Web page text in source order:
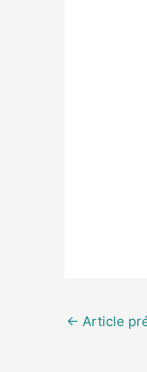
← Article